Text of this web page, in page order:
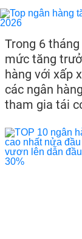
Trong 6
mức tăng
hàng với xấp
các ngân
tham gia tái